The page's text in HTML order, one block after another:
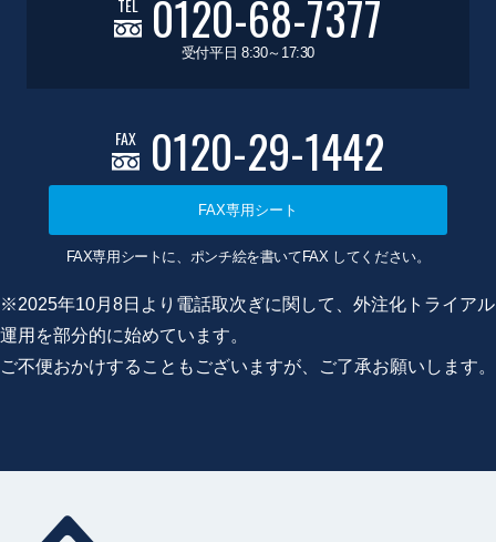
TEL 0120-68-7377
受付平日 8:30～17:30
FAX 0120-29-1442
FAX専用シート
FAX専用シートに、ポンチ絵を書いてFAX してください。
※2025年10月8日より電話取次ぎに関して、外注化トライアル
運用を部分的に始めています。
ご不便おかけすることもございますが、ご了承お願いします。